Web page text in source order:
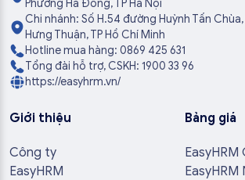
Phường Hà Đông, TP Hà Nội
Chi nhánh: Số H.54 đường Huỳnh Tấn
Hưng Thuận, TP Hồ Chí Minh
Hotline mua hàng: 0869 425 631
Tổng đài hỗ trợ, CSKH: 1900 33 96
https://easyhrm.vn/
Giới thiệu
Công ty
EasyHRM
Bảng giá
EasyHRM
EasyHRM